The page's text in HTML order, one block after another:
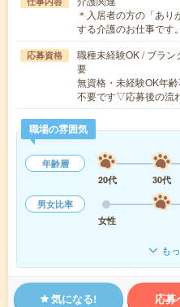
＊入居者の方の「あり
する介護のお仕事で
応募資格
職種未経験OK / ブラ
要
無資格・未経験OK年
不要です▽応募後の流
職場の雰囲気
年齢層
20代
30代
男女比率
女性
も
気になる! 応募